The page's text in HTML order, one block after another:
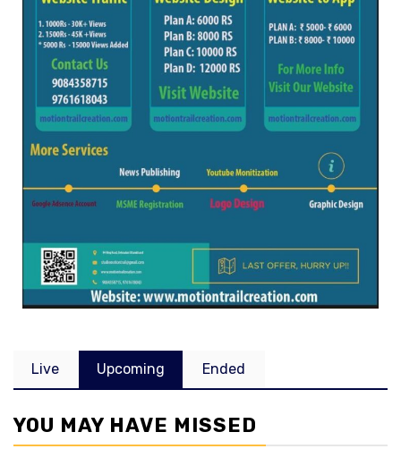
Live Upcoming Ended
YOU MAY HAVE MISSED